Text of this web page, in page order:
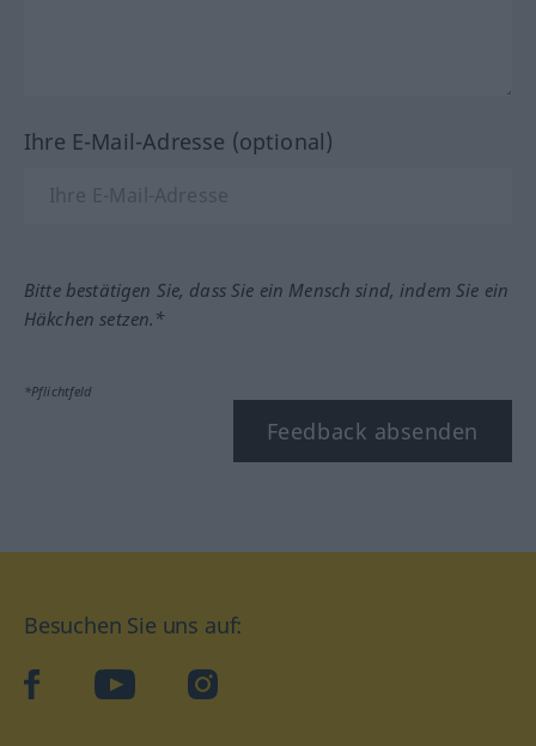
Ihre E-Mail-Adresse (optional)
Bitte bestätigen Sie, dass Sie ein Mensch sind, indem Sie ein
Häkchen setzen.*
*Pflichtfeld
Feedback absenden
Besuchen Sie uns auf:
facebookYouTube Instagram